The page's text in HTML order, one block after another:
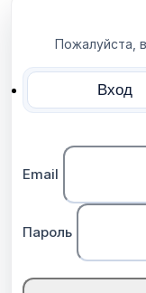
Пожалуйста,
Вход
Email
Пароль